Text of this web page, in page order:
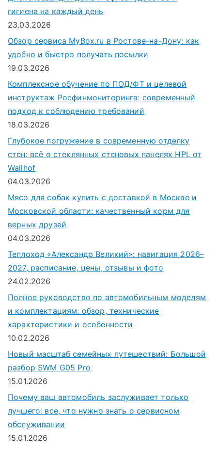
гигиена на каждый день
23.03.2026
Обзор сервиса MyBox.ru в Ростове-на-Дону: как
удобно и быстро получать посылки
19.03.2026
Комплексное обучение по ПОД/ФТ и целевой
инструктаж Росфинмониторинга: современный
подход к соблюдению требований
18.03.2026
Глубокое погружение в современную отделку
стен: всё о стеклянных стеновых панелях HPL от
Wallhof
04.03.2026
Мясо для собак купить с доставкой в Москве и
Московской области: качественный корм для
верных друзей
04.03.2026
Теплоход «Александр Великий»: навигация 2026–
2027, расписание, цены, отзывы и фото
24.02.2026
Полное руководство по автомобильным моделям
и комплектациям: обзор, технические
характеристики и особенности
10.02.2026
Новый масштаб семейных путешествий: Большой
разбор SWM G05 Pro
15.01.2026
Почему ваш автомобиль заслуживает только
лучшего: все, что нужно знать о сервисном
обслуживании
15.01.2026